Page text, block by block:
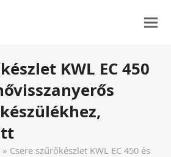
KWL EC 450
» Csere szűrőkészlet KWL EC 450 és